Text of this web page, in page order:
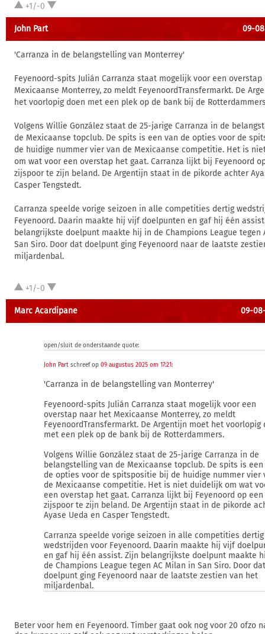
+1/-0
John Part 09-
'Carranza in de belangstelling van Monterrey'
Feyenoord-spits Julián Carranza staat mogelijk voor een
Mexicaanse Monterrey, zo meldt FeyenoordTransfermarkt. De
het voorlopig doen met een plek op de bank bij de
Volgens Willie González staat de 25-jarige Carranza in de
de Mexicaanse topclub. De spits is een van de opties voor de
de huidige nummer vier van de Mexicaanse competitie. Het is
om wat voor een overstap het gaat. Carranza lijkt bij Feyenoord
zijspoor te zijn beland. De Argentijn staat in de pikorde achter
Casper Tengstedt.
Carranza speelde vorige seizoen in alle competities dertig
Feyenoord. Daarin maakte hij vijf doelpunten en gaf hij één
belangrijkste doelpunt maakte hij in de Champions League tegen
San Siro. Door dat doelpunt ging Feyenoord naar de laatste
miljardenbal.
+1/-0
Marc Acardipane 09-
open/sluit de onderstaande quote:
John Part schreef op09 augustus 2025 om 17:21:
'Carranza in de belangstelling van Monterrey'
Feyenoord-spits Julián Carranza staat mogelijk voor een
overstap naar het Mexicaanse Monterrey, zo meldt
FeyenoordTransfermarkt. De Argentijn moet het voorlopig
met een plek op de bank bij de Rotterdammers.
Volgens Willie González staat de 25-jarige Carranza in de
belangstelling van de Mexicaanse topclub. De spits is
de opties voor de spitspositie bij de huidige nummer vier
de Mexicaanse competitie. Het is niet duidelijk om wat
een overstap het gaat. Carranza lijkt bij Feyenoord op een
zijspoor te zijn beland. De Argentijn staat in de pikorde
Ayase Ueda en Casper Tengstedt.
Carranza speelde vorige seizoen in alle competities dertig
wedstrijden voor Feyenoord. Daarin maakte hij vijf
en gaf hij één assist. Zijn belangrijkste doelpunt maakte
de Champions League tegen AC Milan in San Siro. Door
doelpunt ging Feyenoord naar de laatste zestien van het
miljardenbal.
Beter voor hem en Feyenoord. Timber gaat ook nog voor 20 ofzo